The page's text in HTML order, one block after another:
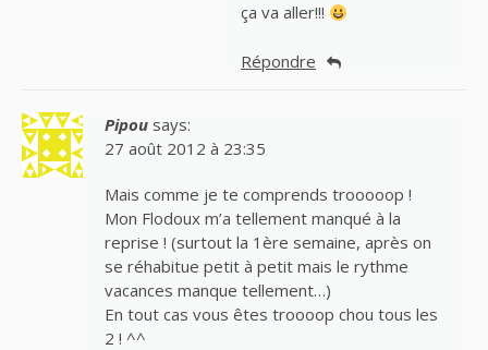
ça va aller!!!
Répondre
Pipou says:
27 août 2012 à 23:35
Mais comme je te comprends trooooop !
Mon Flodoux m’a tellement manqué à la
reprise ! (surtout la 1ère semaine, après on
se réhabitue petit à petit mais le rythme
vacances manque tellement…)
En tout cas vous êtes troooop chou tous les
2 ! ^^